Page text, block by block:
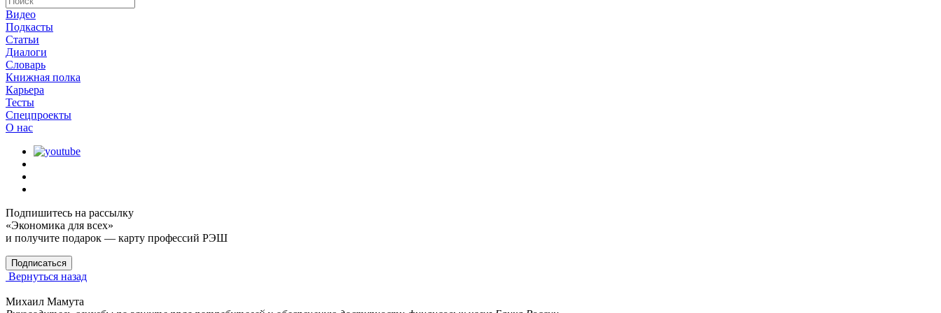
Видео
Подкасты
Статьи
Диалоги
Словарь
Книжная полка
Карьера
Тесты
Спецпроекты
О наc
Подпишитесь на рассылку
«Экономика для всех»
и получите подарок — карту профессий РЭШ
Подписаться
Вернуться назад
Михаил Мамута